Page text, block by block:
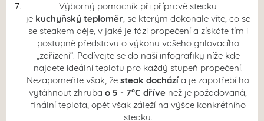
Výborný pomocník při přípravě steaku
je kuchyňský teploměr, se kterým dokonale víte, co se
se steakem děje, v jaké je fázi propečení a získáte tím i
postupně představu o výkonu vašeho grilovacího
„zařízení“. Podívejte se do naší infografiky níže kde
najdete ideální teplotu pro každý stupeň propečení.
Nezapomeňte však, že steak dochází a je zapotřebí ho
vytáhnout zhruba o 5 - 7°C dříve než je požadovaná,
finální teplota, opět však záleží na výšce konkrétního
steaku.